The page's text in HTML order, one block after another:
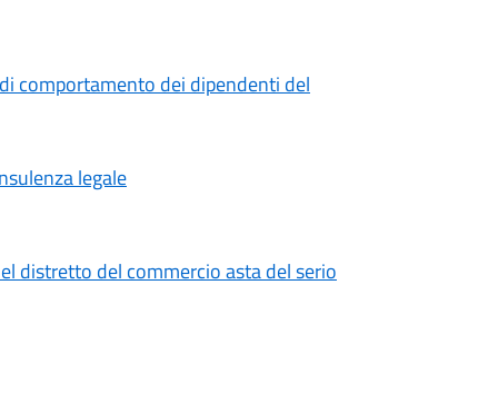
comportamento dei dipendenti del
legale
distretto del commercio asta del serio